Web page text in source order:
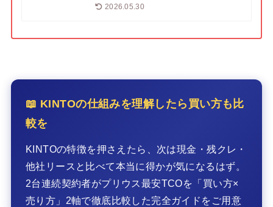
2026.05.30
📖 KINTOの仕組みを理解したら買い方も比
較を
KINTOの特徴を押さえたら、次は現金・残クレ・
他社リースと比べて本当に得かが気になるはず。
2台連続契約者がプリウス最安TCOを「買い方×
売り方」2軸で徹底比較した完全ガイドをご用意